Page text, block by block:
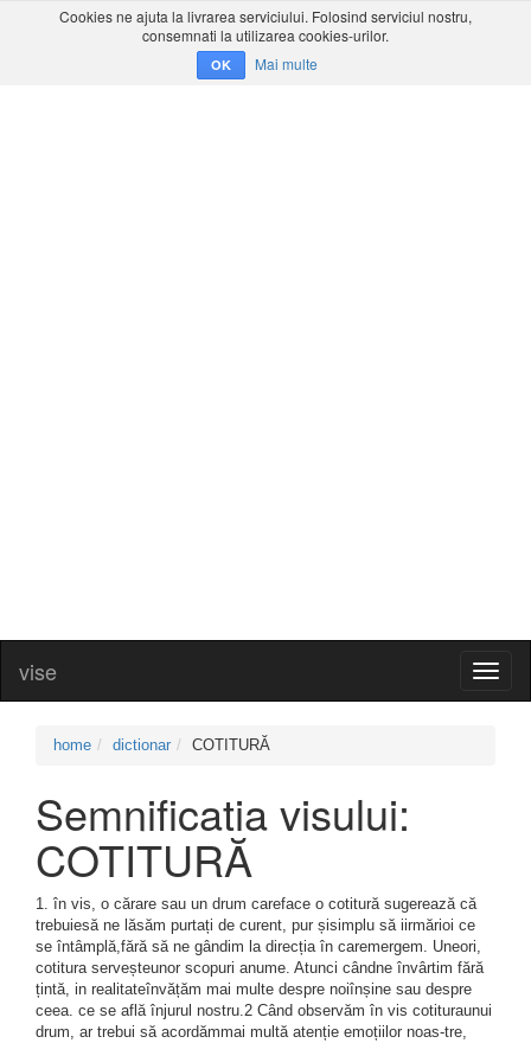
Cookies ne ajuta la livrarea serviciului. Folosind serviciul nostru,
consemnati la utilizarea cookies-urilor.
OK Mai multe
vise
home dictionar COTITURĂ
Semnificatia visului:
COTITURĂ
1. în vis, o cărare sau un drum careface o cotitură sugerează că
trebuiesă ne lăsăm purtați de curent, pur șisimplu să iirmărioi ce
se întâmplă,fără să ne gândim la direcția în caremergem. Uneori,
cotitura serveșteunor scopuri anume. Atunci cândne învârtim fără
țintă, in realitateînvățăm mai multe despre noiînșine sau despre
ceea. ce se află înjurul nostru.2 Când observăm în vis cotituraunui
drum, ar trebui să acordămmai multă atenție emoțiilor noas-tre,